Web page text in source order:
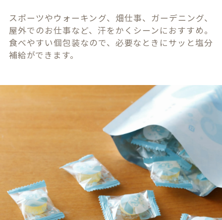
スポーツやウォーキング、畑仕事、ガーデニング、
屋外でのお仕事など、汗をかくシーンにおすすめ。
食べやすい個包装なので、必要なときにサッと塩分
補給ができます。